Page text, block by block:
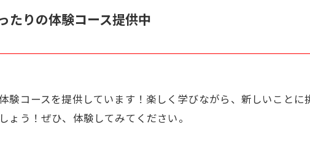
たりの体験コース提供中
験コースを提供しています！楽しく学びながら、新しいこと
ょう！ぜひ、体験してみてください。